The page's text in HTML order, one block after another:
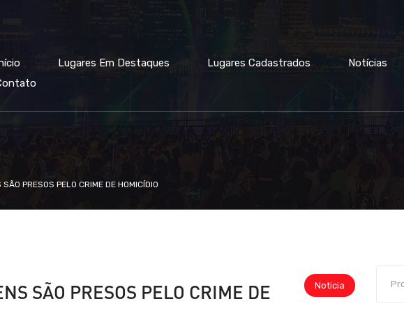
Lugares Em Destaques Lugares Cadastrados Notícias
PRESOS PELO CRIME DE HOMICÍDIO
Noticia
SÃO PRESOS PELO CRIME DE